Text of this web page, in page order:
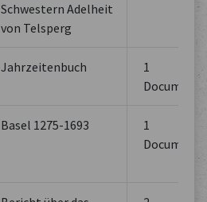
Schwestern Adelheit
von Telsperg
Jahrzeitenbuch
1
Documents
Basel 1275-1693
1
Documents